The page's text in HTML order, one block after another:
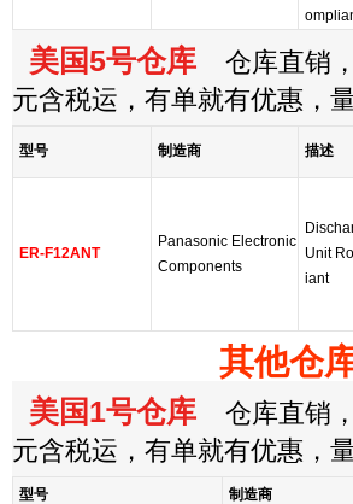
美国5号仓库 仓库直销
元含税运，有单就有优惠，
型号 制造商 描述
ER-F12ANT
Panasonic Electronic
Components
Unit
iant
其他仓
美国1号仓库 仓库直销
元含税运，有单就有优惠，
型号 制造商